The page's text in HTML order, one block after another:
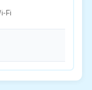
Fi